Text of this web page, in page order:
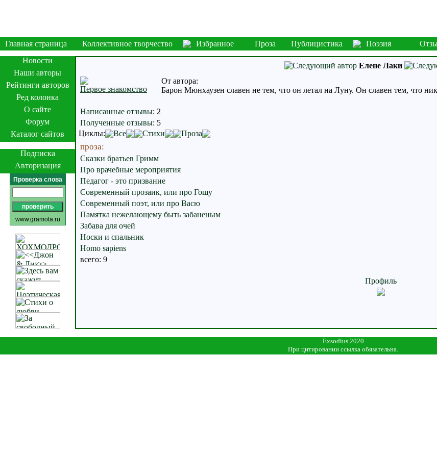
Главная страница Коллективное творчество Избранное Проза Публицистика Поэзия
Новости
Наши авторы
Рейтинги авторов
Ред колонка
О сайте
Форум
Каталог сайтов
Подписка
Авторизация
Проверка слова
www.gramota.ru
Елене Лаки
Первое знакомство
От автора:
Барон Мюнхаузен славен не тем, что он летал на Луну. Он славен тем, что
Написанные отзывы: 2
Полученные отзывы: 5
Циклы:
Все Стихи Проза
проза:
Сказки братьев Гримм
Про врачебные мероприятия
Педагог - это призвание
Современный прозаик, или про Гошу
Современный поэт, или про Васю
Памятка нежелающему быть забаненым
Забава для очей
Носки и спальник
Homo sapiens
всего: 9
Профиль
Exsodius 2020
При цитировании ссылка обязательна.